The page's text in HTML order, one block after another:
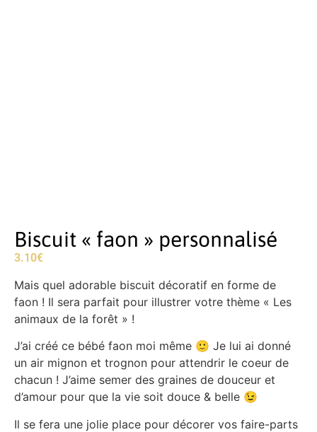
Biscuit « faon » personnalisé
3.10€
Mais quel adorable biscuit décoratif en forme de
faon ! Il sera parfait pour illustrer votre thème « Les
animaux de la forêt » !
J’ai créé ce bébé faon moi même 🙂 Je lui ai donné
un air mignon et trognon pour attendrir le coeur de
chacun ! J’aime semer des graines de douceur et
d’amour pour que la vie soit douce & belle 😉
Il se fera une jolie place pour décorer vos faire-parts